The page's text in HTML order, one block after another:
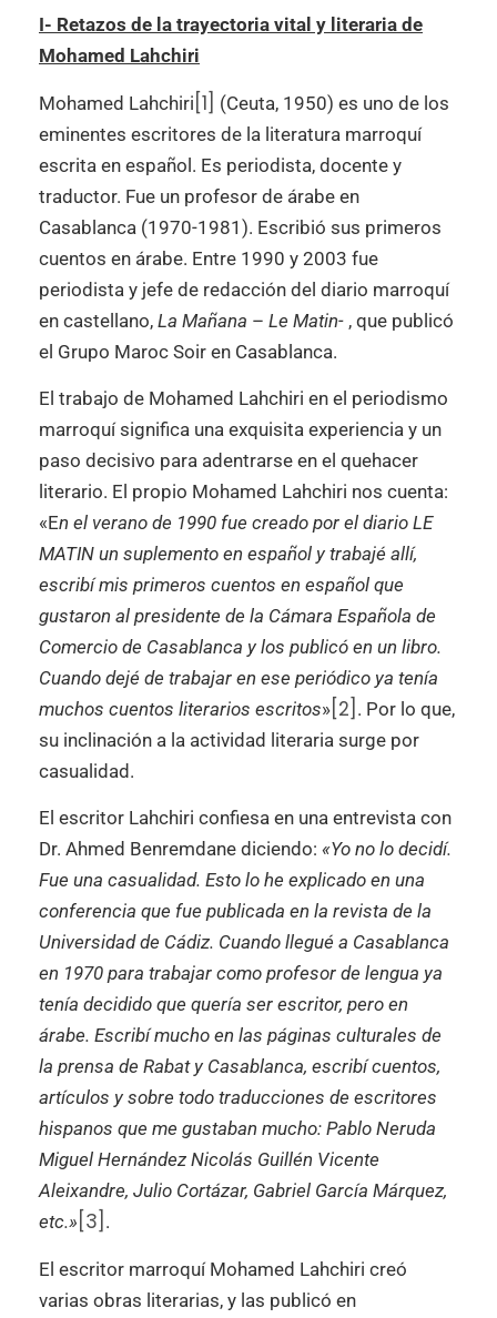
I- Retazos de la trayectoria vital y literaria de
Mohamed Lahchiri
Mohamed Lahchiri [1]
(Ceuta, 1950) es uno de los
eminentes escritores de la literatura marroquí
escrita en español. Es periodista, docente y
traductor. Fue un profesor de árabe en
Casablanca (1970-1981). Escribió sus primeros
cuentos en árabe. Entre 1990 y 2003 fue
periodista y jefe de redacción del diario marroquí
en castellano, La Mañana – Le Matin- , que publicó
el Grupo Maroc Soir en Casablanca.
El trabajo de Mohamed Lahchiri en el periodismo
marroquí significa una exquisita experiencia y un
paso decisivo para adentrarse en el quehacer
literario. El propio Mohamed Lahchiri nos cuenta:
«En el verano de 1990 fue creado por el diario LE
MATIN un suplemento en español y trabajé allí,
escribí mis primeros cuentos en español que
gustaron al presidente de la Cámara Española de
Comercio de Casablanca y los publicó en un libro.
Cuando dejé de trabajar en ese periódico ya tenía
muchos cuentos literarios escritos» [2] . Por lo que,
su inclinación a la actividad literaria surge por
casualidad.
El escritor Lahchiri confiesa en una entrevista con
Dr. Ahmed Benremdane diciendo: «Yo no lo decidí.
Fue una casualidad. Esto lo he explicado en una
conferencia que fue publicada en la revista de la
Universidad de Cádiz. Cuando llegué a Casablanca
en 1970 para trabajar como profesor de lengua ya
tenía decidido que quería ser escritor, pero en
árabe. Escribí mucho en las páginas culturales de
la prensa de Rabat y Casablanca, escribí cuentos,
artículos y sobre todo traducciones de escritores
hispanos que me gustaban mucho: Pablo Neruda
Miguel Hernández Nicolás Guillén Vicente
Aleixandre, Julio Cortázar, Gabriel García Márquez,
etc.» [3] .
El escritor marroquí Mohamed Lahchiri creó
varias obras literarias, y las publicó en